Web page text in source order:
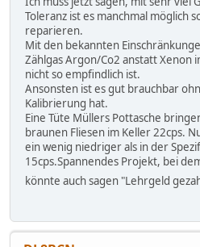
Toleranz ist es manchmal möglich
reparieren.
Mit den bekannten
Zählgas Argon/Co2 anstatt Xenon
nicht so empfindlich ist.
Ansonsten ist es gut brauchbar
Kalibrierung hat.
Eine Tüte Müllers Pottasche
braunen Fliesen im Keller 22cps.
ein wenig niedriger als in der
15cps.Spannendes Projekt, bei
könnte auch sagen "Lehrgeld